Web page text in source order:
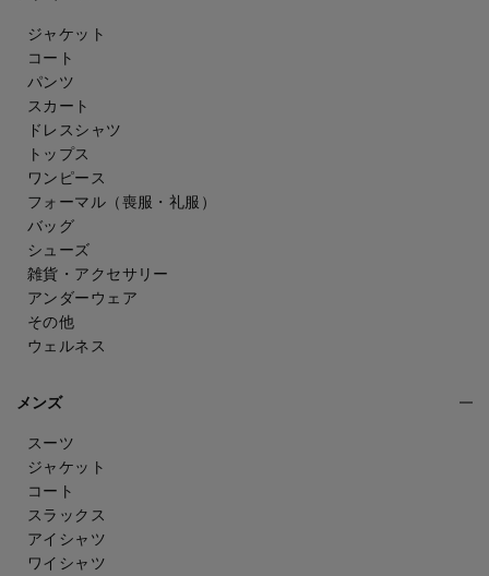
ジャケット
コート
パンツ
スカート
ドレスシャツ
トップス
ワンピース
フォーマル（喪服・礼服）
バッグ
シューズ
雑貨・アクセサリー
アンダーウェア
その他
ウェルネス
メンズ
スーツ
ジャケット
コート
スラックス
アイシャツ
ワイシャツ